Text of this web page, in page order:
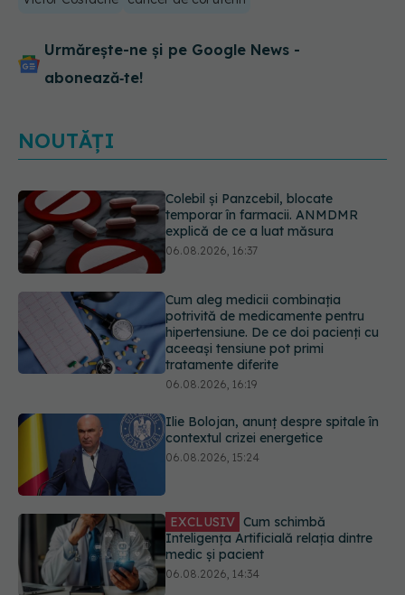
Urmărește-ne și pe Google News -
abonează‑te!
NOUTĂȚI
Cum aleg medicii combinația
potrivită de medicamente pentru
hipertensiune. De ce doi pacienți cu
aceeași tensiune pot primi
Ilie Bolojan, anunț despre spitale în
contextul crizei energetice
06.08.2026, 15:24
EXCLUSIV Cum schimbă
Inteligența Artificială relația dintre
medic și pacient
Trei lucruri pe care trebuie să le faci
după 45 de ani ca să întârzii
demența cu până la 13 ani
06.08.2026, 13:03